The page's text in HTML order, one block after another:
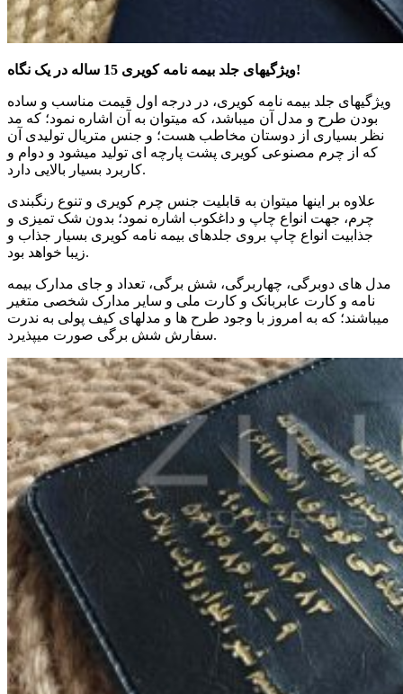
ویژگیهای جلد بیمه نامه کویری 15 ساله در یک نگاه!
ویژگیهای جلد بیمه نامه کویری، در درجه اول قیمت مناسب و ساده
بودن طرح و مدل آن میباشد، که میتوان به آن اشاره نمود؛ که مد
نظر بسیاری از دوستان مخاطب هست؛ و جنس متریال تولیدی آن
که از چرم مصنوعی کویری پشت پارچه ای تولید میشود و دوام و
کاربرد بسیار بالایی دارد.
علاوه بر اینها میتوان به قابلیت جنس چرم کویری و تنوع رنگبندی
چرم، جهت انواع چاپ و داغکوب اشاره نمود؛ بدون شک تمیزی و
جذابیت انواع چاپ بروی جلدهای بیمه نامه کویری بسیار جذاب و
زیبا خواهد بود.
مدل های دوبرگی، چهاربرگی، شش برگی، تعداد و جای مدارک بیمه
نامه و کارت عابربانک و کارت ملی و سایر مدارک شخصی متغیر
میباشند؛ که به امروز با وجود طرح ها و مدلهای کیف پولی به ندرت
سفارش شش برگی صورت میپذیرد.